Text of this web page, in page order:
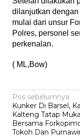
dilanjutkan
mulai dari unsur
Polres, personel
perkenalan.
( ML,Bow)
Navigasi
pos
Pos sebelumnya
Kunker Di Barsel,
Kalteng Tatap Muka
Bersama
Tokoh Dan